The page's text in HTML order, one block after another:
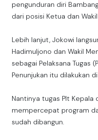
pengunduran diri
dari posisi Ketua dan Wakil
Lebih lanjut, Jokowi
Hadimuljono dan Wakil
sebagai Pelaksana Tugas
Penunjukan itu dilakukan
Nantinya tugas Plt Kepala
mempercepat program
sudah dibangun.